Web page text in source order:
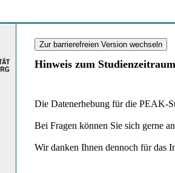
Hinweis zum Studienzeitraum
Die Datenerhebung für die PEAK-
Bei Fragen können Sie sich gerne an
Wir danken Ihnen dennoch für das